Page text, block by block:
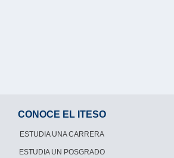
CONOCE EL ITESO
ESTUDIA UNA CARRERA
ESTUDIA UN POSGRADO